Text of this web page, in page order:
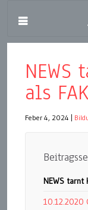
NEWS
als
Feber 4, 2024
NEWS tarnt
10.12.2020